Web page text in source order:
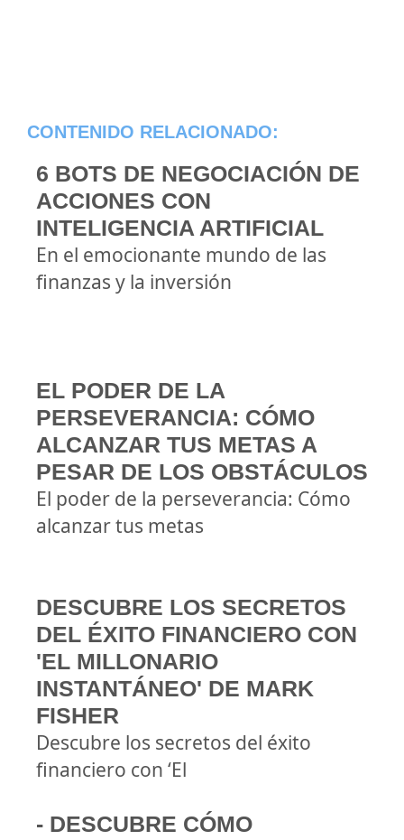
CONTENIDO RELACIONADO:
6 BOTS DE NEGOCIACIÓN DE
ACCIONES CON
INTELIGENCIA ARTIFICIAL
En el emocionante mundo de las
finanzas y la inversión
EL PODER DE LA
PERSEVERANCIA: CÓMO
ALCANZAR TUS METAS A
PESAR DE LOS OBSTÁCULOS
El poder de la perseverancia: Cómo
alcanzar tus metas
DESCUBRE LOS SECRETOS
DEL ÉXITO FINANCIERO CON
'EL MILLONARIO
INSTANTÁNEO' DE MARK
FISHER
Descubre los secretos del éxito
financiero con ‘El
- DESCUBRE CÓMO